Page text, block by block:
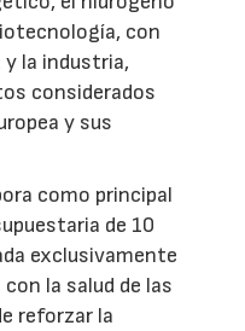
con
y la industria,
considerados
y sus
como principal
de 10
exclusivamente
la salud de las
reforzar la